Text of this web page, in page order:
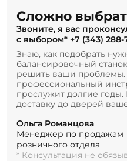
Сложно
Звоните, я вас
с выбором* +7 (343)
Знаю, как подобрать
балансировочный
решить ваши
профессиональный
прослужит долгие годы.
доставку до дверей
Ольга Романцова
Менеджер по продажам
розничного отдела
* Консультация не